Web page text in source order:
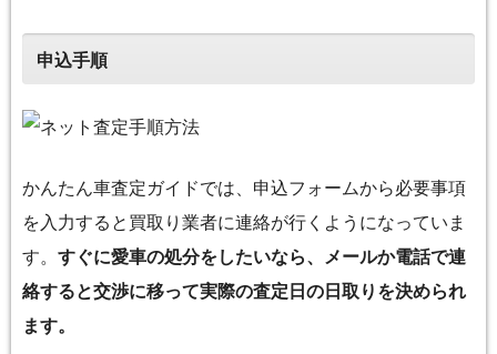
申込手順
かんたん車査定ガイドでは、申込フォームから必要事項
を入力すると買取り業者に連絡が行くようになっていま
す。 すぐに愛車の処分をしたいなら、メールか電話で連
絡すると交渉に移って実際の査定日の日取りを決められ
ます。